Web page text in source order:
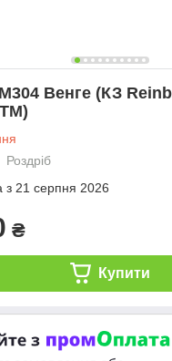
Венге (КЗ
Роздріб
з 21 серпня 2026
₴
Купити